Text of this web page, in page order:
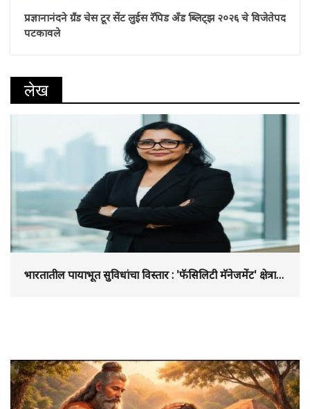
प्रज्ञानानंदने ग्रँड चेस टूर सेंट लुईस रॅपिड अँड ब्लिट्झ २०२६ चे विजेतेपद
पटकावले
लेख
भारतातील पायाभूत सुविधांचा विस्तार : 'फॅसिलिटी मॅनेजमेंट' क्षेत्रात